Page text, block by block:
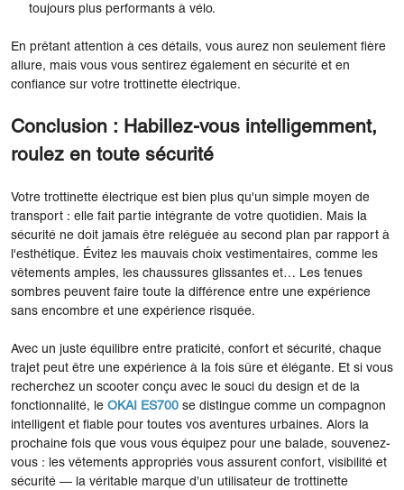
toujours plus performants à vélo.
En prêtant attention à ces détails, vous aurez non seulement fière
allure, mais vous vous sentirez également en sécurité et en
confiance sur votre trottinette électrique.
Conclusion : Habillez-vous intelligemment,
roulez en toute sécurité
Votre trottinette électrique est bien plus qu'un simple moyen de
transport : elle fait partie intégrante de votre quotidien. Mais la
sécurité ne doit jamais être reléguée au second plan par rapport à
l'esthétique. Évitez les mauvais choix vestimentaires, comme les
vêtements amples, les chaussures glissantes et… Les tenues
sombres peuvent faire toute la différence entre une expérience
sans encombre et une expérience risquée.
Avec un juste équilibre entre praticité, confort et sécurité, chaque
trajet peut être une expérience à la fois sûre et élégante. Et si vous
recherchez un scooter conçu avec le souci du design et de la
fonctionnalité, le OKAI ES700 se distingue comme un compagnon
intelligent et fiable pour toutes vos aventures urbaines. Alors la
prochaine fois que vous vous équipez pour une balade, souvenez-
vous : les vêtements appropriés vous assurent confort, visibilité et
sécurité — la véritable marque d’un utilisateur de trottinette